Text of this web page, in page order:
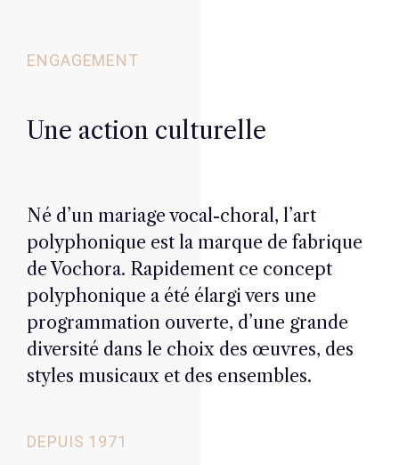
ENGAGEMENT
Une action culturelle
Né d’un mariage vocal-choral, l’art
polyphonique est la marque de fabrique
de Vochora. Rapidement ce concept
polyphonique a été élargi vers une
programmation ouverte, d’une grande
diversité dans le choix des œuvres, des
styles musicaux et des ensembles.
DEPUIS 1971